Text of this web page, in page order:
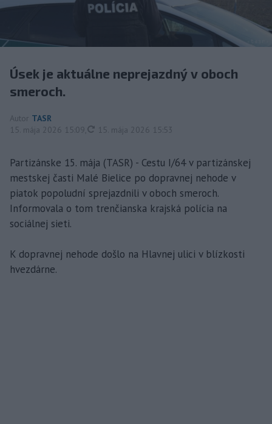
Úsek je aktuálne neprejazdný v oboch
smeroch.
Autor TASR
15. mája 2026 15:09
aktualizované
15. mája 2026 15:53
Partizánske 15. mája (TASR) - Cestu I/64 v partizánskej
mestskej časti Malé Bielice po dopravnej nehode v
piatok popoludní sprejazdnili v oboch smeroch.
Informovala o tom trenčianska krajská polícia na
sociálnej sieti.
K dopravnej nehode došlo na Hlavnej ulici v blízkosti
hvezdárne.